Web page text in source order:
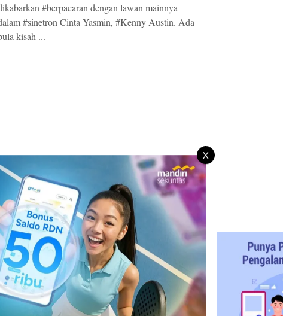
X
#berpacaran dengan lawan mainnya
#sinetron Cinta Yasmin, #Kenny Austin. Ada
kisah ...